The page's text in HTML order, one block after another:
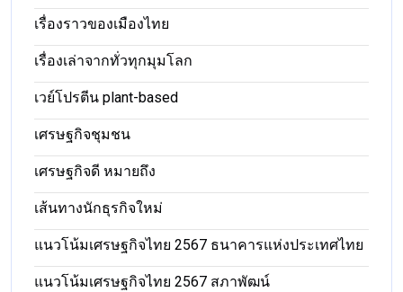
เรื่องราวของเมืองไทย
เรื่องเล่าจากทั่วทุกมุมโลก
เวย์โปรตีน plant-based
เศรษฐกิจชุมชน
เศรษฐกิจดี หมายถึง
เส้นทางนักธุรกิจใหม่
แนวโน้มเศรษฐกิจไทย 2567 ธนาคารแห่งประเทศไทย
แนวโน้มเศรษฐกิจไทย 2567 สภาพัฒน์